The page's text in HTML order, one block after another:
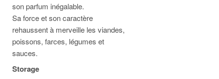
son parfum inégalable.
Sa force et son caractère
rehaussent à merveille les viandes,
poissons, farces, légumes et
sauces.
Storage